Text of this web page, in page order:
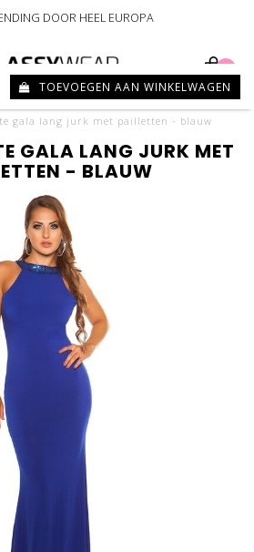
DOOR HEEL EUROPA
gala lang jurk met pailletten - blauw
TOEVOEGEN AAN WINKELWAGEN
GALA LANG JURK MET
- BLAUW